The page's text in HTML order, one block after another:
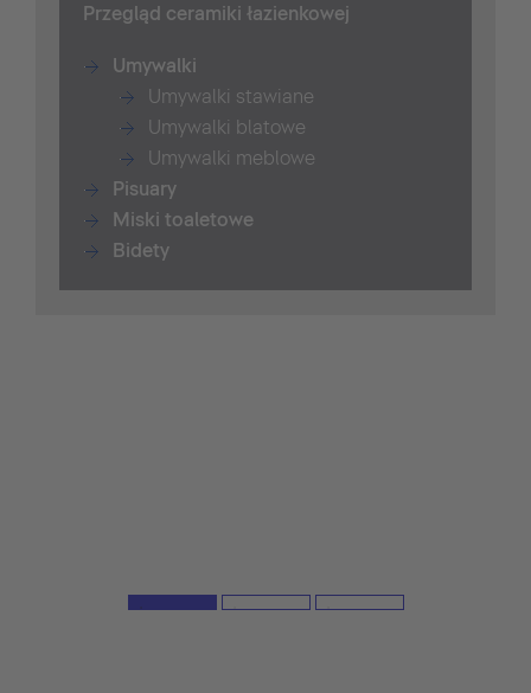
Przegląd ceramiki łazienkowej
Umywalki
Umywalki stawiane
Umywalki blatowe
Umywalki meblowe
Pisuary
Miski toaletowe
Bidety